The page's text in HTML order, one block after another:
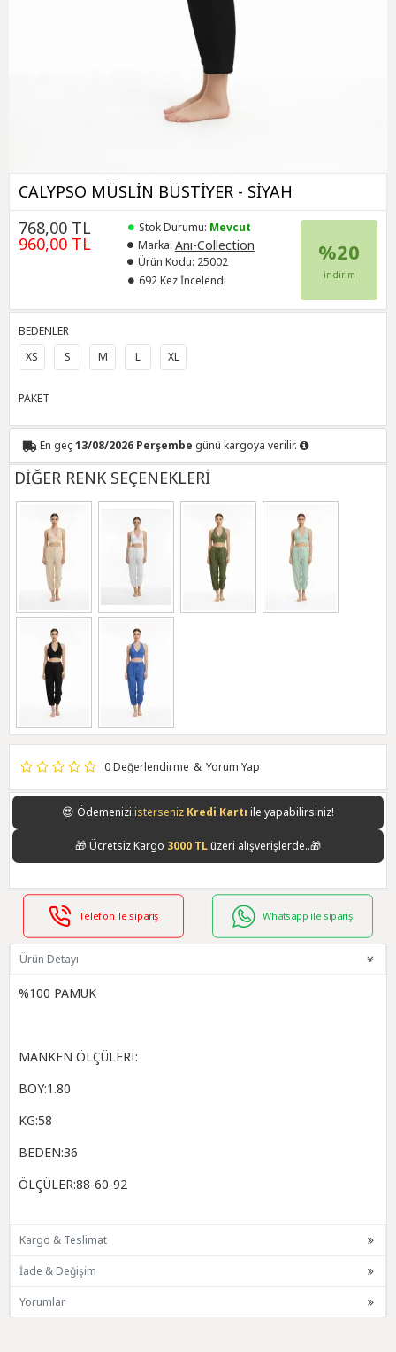
CALYPSO MÜSLİN BÜSTİYER - SİYAH
0 Değerlendirme & Yorum Yap
768,00 TL
960,00 TL
Stok Durumu: Mevcut
Marka: Anı-Collection
Ürün Kodu: 25002
692 Kez İncelendi
%20
indirim
BEDENLER
XS
S M L XL
PAKET
En geç13/08/2026 Perşembe günü kargoya verilir.
DİĞER RENK SEÇENEKLERİ
😍 Ödemenizi istersenizKredi Kartı ile yapabilirsiniz!
🎁 Ücretsiz Kargo 3000 TLüzeri alışverişlerde..🎁
Telefon ile sipariş Whatsapp ile sipariş
Ürün Detayı
%100 PAMUK
MANKEN ÖLÇÜLERİ:
BOY:1.80
KG:58
BEDEN:36
ÖLÇÜLER:88-60-92
Kargo & Teslimat
İade & Değişim
Yorumlar